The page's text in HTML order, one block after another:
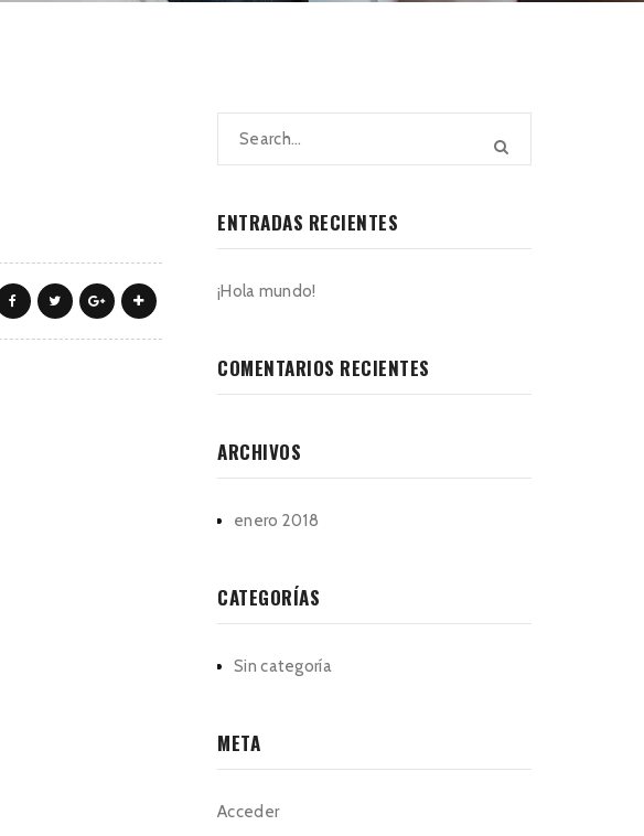
ENTRADAS RECIENTES
¡Hola mundo!
COMENTARIOS RECIENTES
ARCHIVOS
enero 2018
CATEGORÍAS
Sin categoría
META
Acceder